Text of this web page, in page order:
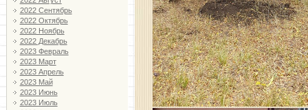
2022 Сентябрь
2022 Октябрь
2022 Ноябрь
2022 Декабрь
2023 Февраль
2023 Март
2023 Апрель
2023 Май
2023 Июнь
2023 Июль